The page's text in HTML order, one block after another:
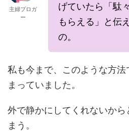
主婦ブロガ
ー
げていたら「駄
もらえる」と伝
の。
私も今まで、このような方法
まっていました。
外で静かにしてくれないから
まう。